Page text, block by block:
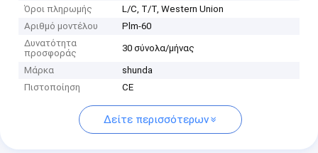
Όροι πληρωμής
L/C, T/T, Western Union
Αριθμό μοντέλου
Plm-60
Δυνατότητα
προσφοράς
30 σύνολα/μήνας
Μάρκα
shunda
Πιστοποίηση
CE
Δείτε περισσότερων